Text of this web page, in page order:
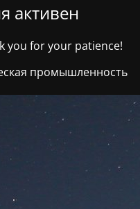
активен
you for your patience!
промышленность